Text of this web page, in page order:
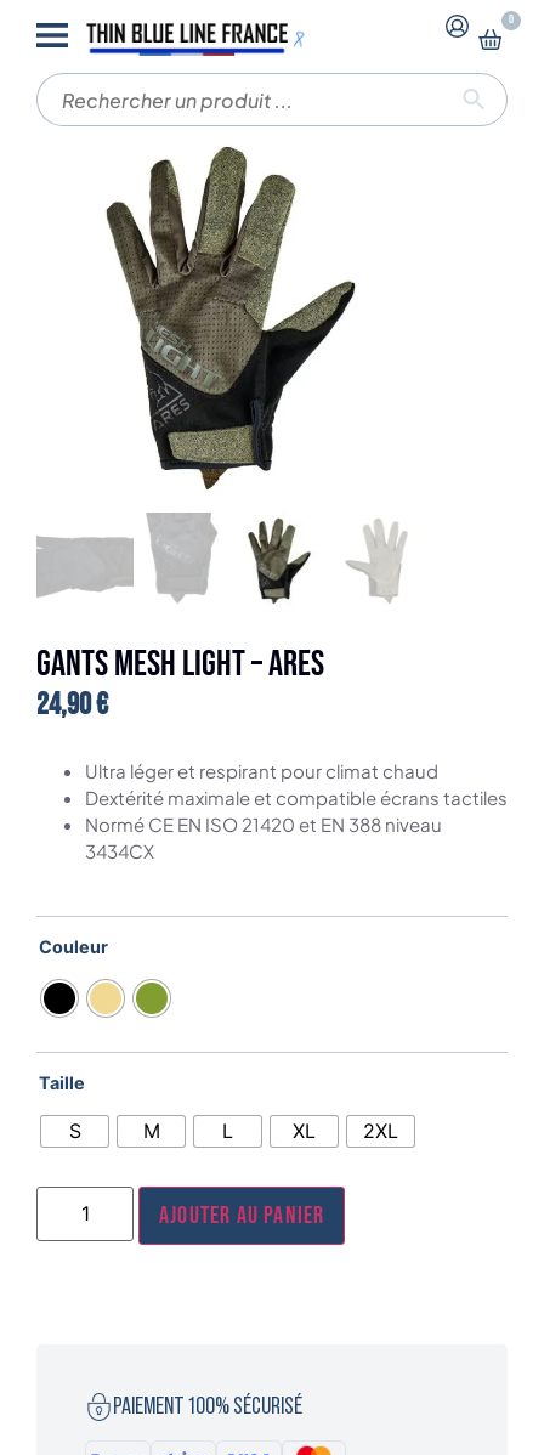
0
Accueil - Gants - GANTS MESH LIGHT – ARES
GANTS MESH LIGHT – ARES
24,90€
Ultra léger et respirant pour climat chaud
Dextérité maximale et compatible écrans tactiles
Normé CE EN ISO 21420 et EN 388 niveau
3434CX
Couleur
Taille
S M L XL 2XL
Ajouter au panier
PAIEMENT 100% SÉCURISÉ